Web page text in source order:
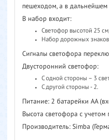
пешеходом, а в
В набор входит:
Cветофор высотой 25
Набор дорожных знаков
Сигналы светофора
Двусторонний светофор:
С одной стороны – 3
С другой стороны - 2.
Питание: 2 батарейки АА
Высота светофора с учетом
Производитель: Simba